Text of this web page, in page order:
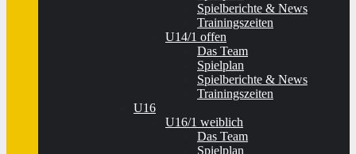
Spielberichte & News
Trainingszeiten
U14/1 offen
Das Team
Spielplan
Spielberichte & News
Trainingszeiten
U16
U16/1 weiblich
Das Team
Spielplan